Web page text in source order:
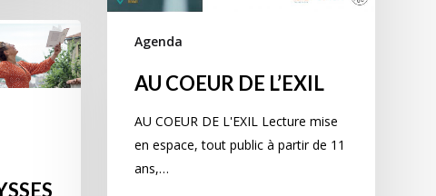
Agenda
AU COEUR DE L’EXIL
AU COEUR DE L'EXIL Lecture mise
en espace, tout public à partir de 11
ans,…